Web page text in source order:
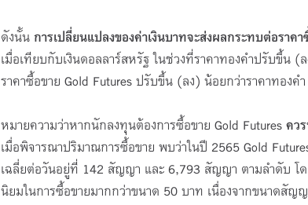
ดังนั้นการเปลี่ยนแปลงของค่าเงินบาทจะส่งผลกระทบต่อราค
เมื่อเทียบกับเงินดอลลาร์สหรัฐ ในช่วงที่ราคาทองคำปรับขึ้น (
ราคาซื้อขาย Gold Futures ปรับขึ้น (ลง) น้อยกว่าราคาทองคำ
หมายความว่าหากนักลงทุนต้องการซื้อขาย Gold Futuresคว
เมื่อพิจารณาปริมาณการซื้อขาย พบว่าในปี 2565 Gold
เฉลี่ยต่อวันอยู่ที่ 142 สัญญา และ 6,793 สัญญา ตามลำดับ โ
นิยมในการซื้อขายมากกว่าขนาด 50 บาท เนื่องจากขนาดสัญ